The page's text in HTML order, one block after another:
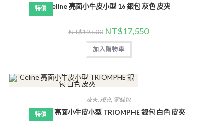
特價 Celine 亮面小牛皮小型 16 銀包 灰色 皮夾
NT$19,500 NT$17,550
加入購物車
特價
皮夾, 短夾, 零錢包
Celine 亮面小牛皮小型 TRIOMPHE 銀包 白色 皮夾